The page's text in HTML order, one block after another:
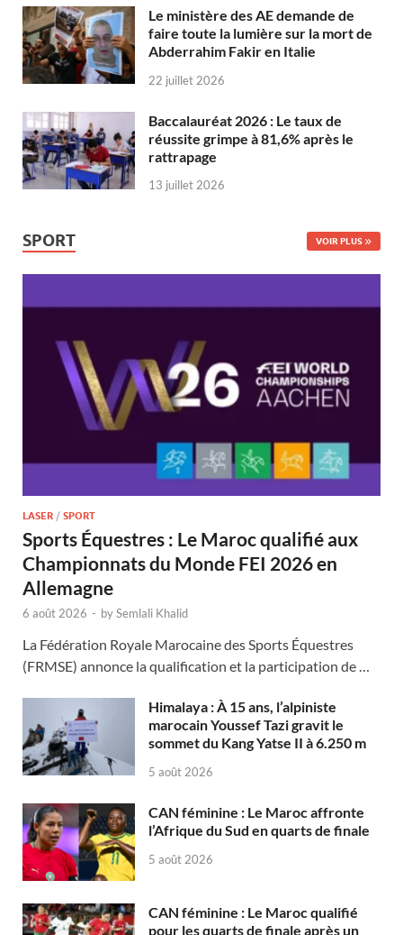
Le ministère des AE demande de
faire toute la lumière sur la mort de
Abderrahim Fakir en Italie
22 juillet 2026
Baccalauréat 2026 : Le taux de
réussite grimpe à 81,6% après le
rattrapage
13 juillet 2026
SPORT VOIR PLUS
LASER / SPORT
Sports Équestres : Le Maroc qualifié aux
Championnats du Monde FEI 2026 en
Allemagne
6 août 2026 - bySemlali Khalid
La Fédération Royale Marocaine des Sports Équestres
(FRMSE) annonce la qualification et la participation de …
Himalaya : À 15 ans, l’alpiniste
marocain Youssef Tazi gravit le
sommet du Kang Yatse II à 6.250 m
5 août 2026
CAN féminine : Le Maroc affronte
l’Afrique du Sud en quarts de finale
5 août 2026
CAN féminine : Le Maroc qualifié
pour les quarts de finale après un